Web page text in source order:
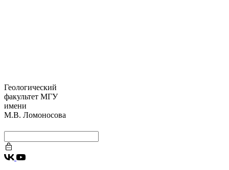
Геологический
факультет МГУ
имени
М.В. Ломоносова